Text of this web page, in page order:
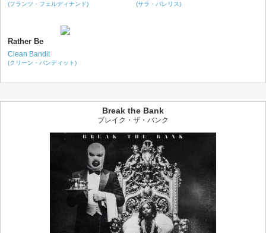
(フランツ・フェルディナンド) (サラ・バレリス)
Rather Be
Clean Bandit
(クリーン・バンディット)
Break the Bank
ブレイク・ザ・バンク